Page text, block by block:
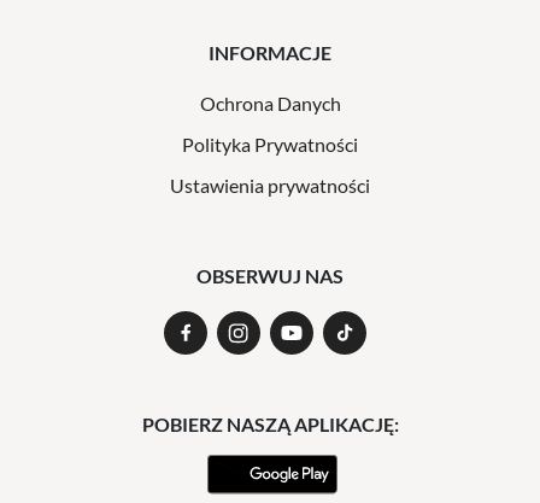
INFORMACJE
Ochrona Danych
Polityka Prywatności
Ustawienia prywatności
OBSERWUJ NAS
POBIERZ NASZĄ APLIKACJĘ: